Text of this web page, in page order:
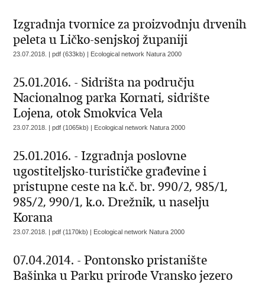
Izgradnja tvornice za proizvodnju drvenih
peleta u Ličko-senjskoj županiji
23.07.2018. | pdf (633kb) | Ecological network Natura 2000
25.01.2016. - Sidrišta na području
Nacionalnog parka Kornati, sidrište
Lojena, otok Smokvica Vela
23.07.2018. | pdf (1065kb) | Ecological network Natura 2000
25.01.2016. - Izgradnja poslovne
ugostiteljsko-turističke građevine i
pristupne ceste na k.č. br. 990/2, 985/1,
985/2, 990/1, k.o. Drežnik, u naselju
Korana
23.07.2018. | pdf (1170kb) | Ecological network Natura 2000
07.04.2014. - Pontonsko pristanište
Bašinka u Parku prirode Vransko jezero